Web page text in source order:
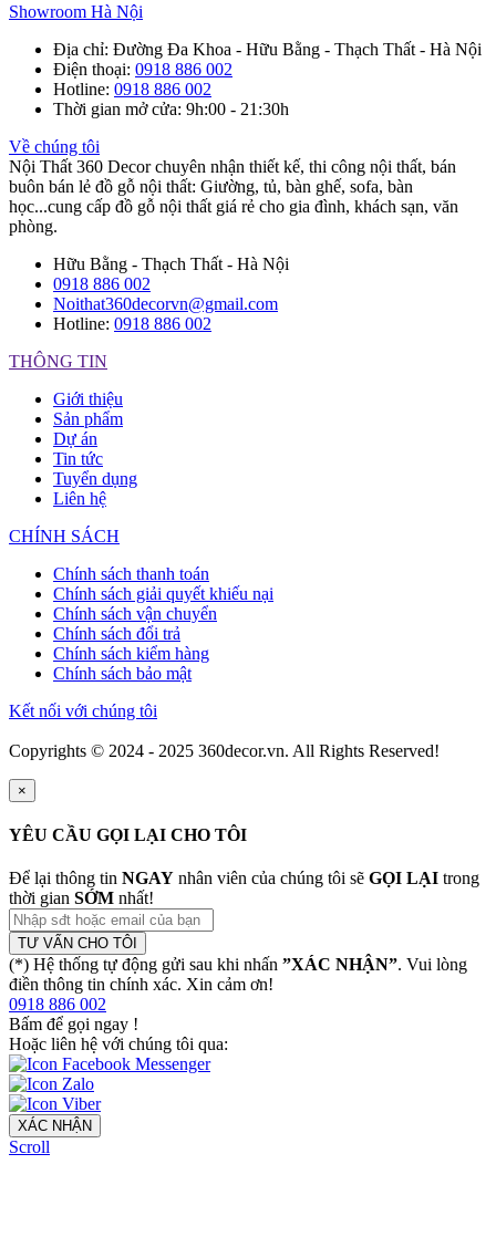
Showroom Hà Nội
Địa chỉ: Đường Đa Khoa - Hữu Bằng - Thạch Thất - Hà Nội
Điện thoại: 0918 886 002
Hotline: 0918 886 002
Thời gian mở cửa: 9h:00 - 21:30h
Về chúng tôi
Nội Thất 360 Decor chuyên nhận thiết kế, thi công nội thất, bán
buôn bán lẻ đồ gỗ nội thất: Giường, tủ, bàn ghế, sofa, bàn
học...cung cấp đồ gỗ nội thất giá rẻ cho gia đình, khách sạn, văn
phòng.
Hữu Bằng - Thạch Thất - Hà Nội
0918 886 002
Noithat360decorvn@gmail.com
Hotline: 0918 886 002
THÔNG TIN
Giới thiệu
Sản phẩm
Dự án
Tin tức
Tuyển dụng
Liên hệ
CHÍNH SÁCH
Chính sách thanh toán
Chính sách giải quyết khiếu nại
Chính sách vận chuyển
Chính sách đổi trả
Chính sách kiểm hàng
Chính sách bảo mật
Kết nối với chúng tôi
Copyrights © 2024 - 2025 360decor.vn. All Rights Reserved!
×
YÊU CẦU GỌI LẠI CHO TÔI
Để lại thông tin NGAY nhân viên của chúng tôi sẽ GỌI LẠI trong
thời gian SỚM nhất!
TƯ VẤN CHO TÔI
(*) Hệ thống tự động gửi sau khi nhấn ”XÁC NHẬN”. Vui lòng
điền thông tin chính xác. Xin cảm ơn!
0918 886 002
Bấm để gọi ngay !
Hoặc liên hệ với chúng tôi qua:
XÁC NHẬN
Scroll